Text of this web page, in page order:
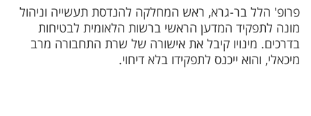
פרופ' הלל בר-גרא, ראש המחלקה להנדסת תעשייה וניהול
מונה לתפקיד המדען הראשי ברשות הלאומית לבטיחות
בדרכים. מינויו קיבל את אישורה של שרת התחבורה מרב
מיכאלי, והוא ייכנס לתפקידו בלא דיחוי.